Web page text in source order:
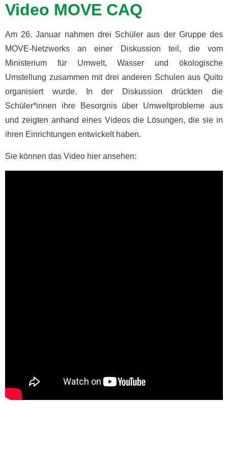
Video MOVE CAQ
Am 26. Januar nahmen drei Schüler aus der Gruppe des
MOVE-Netzwerks an einer Diskussion teil, die vom
Ministerium für Umwelt, Wasser und ökologische
Umstellung zusammen mit drei anderen Schulen aus Quito
organisiert wurde. In der Diskussion drückten die
Schüler*innen ihre Besorgnis über Umweltprobleme aus
und zeigten anhand eines Videos die Lösungen, die sie in
ihren Einrichtungen entwickelt haben.
Sie können das Video hier ansehen: